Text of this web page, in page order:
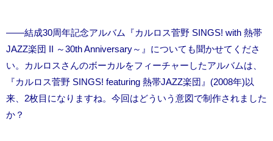
――結成30周年記念アルバム『カルロス菅野 SINGS! with 熱帯
JAZZ楽団 II ～30th Anniversary～』についても聞かせてくださ
い。カルロスさんのボーカルをフィーチャーしたアルバムは、
『カルロス菅野 SINGS! featuring 熱帯JAZZ楽団』(2008年)以
来、2枚目になりますね。今回はどういう意図で制作されました
か？